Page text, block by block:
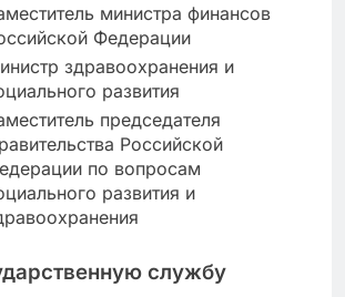
министра финансов
Федерации
здравоохранения и
развития
председателя
Российской
по вопросам
развития и
службу